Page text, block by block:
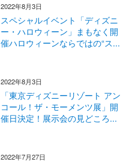
2022年8月3日
スペシャルイベント「ディズニ
ー・ハロウィーン」まもなく開
催ハロウィーンならではの“ス...
2022年8月3日
「東京ディズニーリゾート アン
コール！ザ・モーメンツ展」開
催日決定！展示会の見どころ...
2022年7月27日